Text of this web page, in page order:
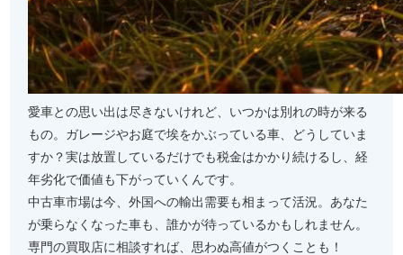
愛車との思い出は尽きないけれど、いつかは別れの時が来る
もの。ガレージやお庭で埃をかぶっている車、どうしていま
すか？実は放置しているだけでも税金はかかり続けるし、経
年劣化で価値も下がっていくんです。
中古車市場は今、外国への輸出需要も相まって活況。あなた
が乗らなくなった車も、誰かが待っているかもしれません。
専門の買取店に相談すれば、思わぬ高値がつくことも！